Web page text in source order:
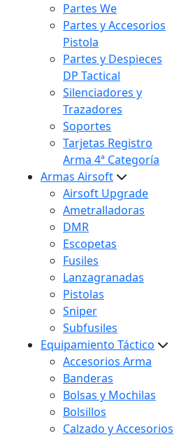
Partes We
Partes y Accesorios
Pistola
Partes y Despieces
DP Tactical
Silenciadores y
Trazadores
Soportes
Tarjetas Registro
Arma 4ª Categoría
Armas Airsoft
Airsoft Upgrade
Ametralladoras
DMR
Escopetas
Fusiles
Lanzagranadas
Pistolas
Sniper
Subfusiles
Equipamiento Táctico
Accesorios Arma
Banderas
Bolsas y Mochilas
Bolsillos
Calzado y Accesorios